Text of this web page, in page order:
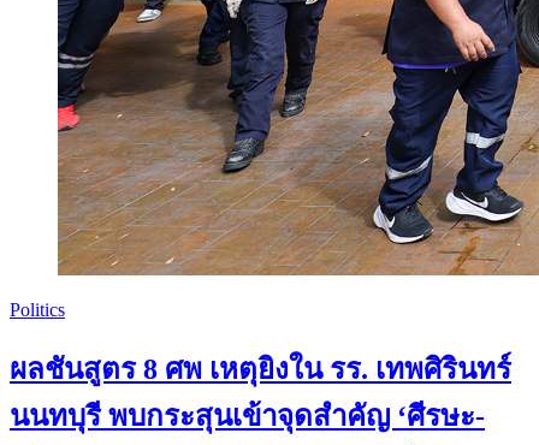
Politics
ผลชันสูตร 8 ศพ เหตุยิงใน รร. เทพศิรินทร์
นนทบุรี พบกระสุนเข้าจุดสำคัญ ‘ศีรษะ-